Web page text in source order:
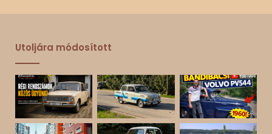
Utoljára módosított